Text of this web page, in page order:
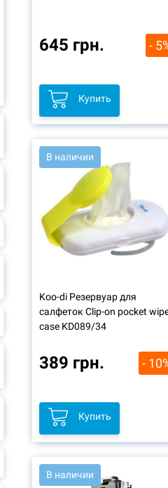
645 грн. -
Купить
В наличии
Koo-di Резервуар для
салфеток Clip-on pocket
case KD089/34
389 грн. -
Купить
В наличии